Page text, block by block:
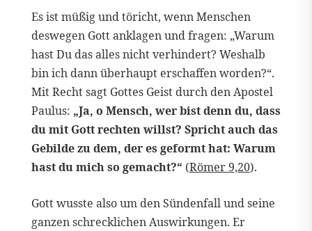
Es ist müßig und töricht, wenn Menschen
deswegen Gott anklagen und fragen: „Warum
hast Du das alles nicht verhindert? Weshalb
bin ich dann überhaupt erschaffen worden?“.
Mit Recht sagt Gottes Geist durch den Apostel
Paulus: „Ja, o Mensch, wer bist denn du, dass
du mit Gott rechten willst? Spricht auch das
Gebilde zu dem, der es geformt hat: Warum
hast du mich so gemacht?“ (Römer 9,20).
Gott wusste also um den Sündenfall und seine
ganzen schrecklichen Auswirkungen. Er